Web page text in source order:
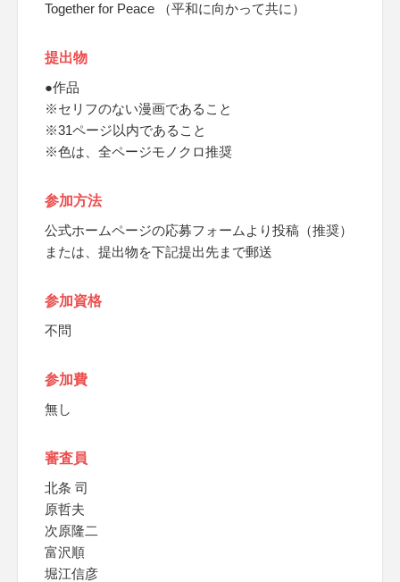
Together for Peace （平和に向かって共に）
提出物
●作品
※セリフのない漫画であること
※31ページ以内であること
※色は、全ページモノクロ推奨
参加方法
公式ホームページの応募フォームより投稿（推奨）
または、提出物を下記提出先まで郵送
参加資格
不問
参加費
無し
審査員
北条 司
原哲夫
次原隆二
富沢順
堀江信彦